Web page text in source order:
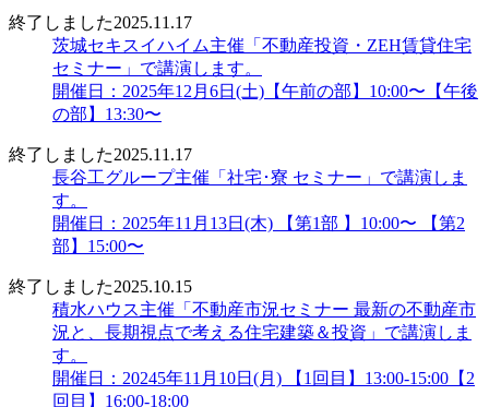
終了しました2025.11.17
茨城セキスイハイム主催「不動産投資・ZEH賃貸住宅
セミナー」で講演します。
開催日：2025年12月6日(土)【午前の部】10:00〜【午後
の部】13:30〜
終了しました2025.11.17
長谷工グループ主催「社宅･寮 セミナー」で講演しま
す。
開催日：2025年11月13日(木) 【第1部 】10:00〜 【第2
部】15:00〜
終了しました2025.10.15
積水ハウス主催「不動産市況セミナー 最新の不動産市
況と、長期視点で考える住宅建築＆投資」で講演しま
す。
開催日：20245年11月10日(月) 【1回目】13:00-15:00【2
回目】16:00-18:00